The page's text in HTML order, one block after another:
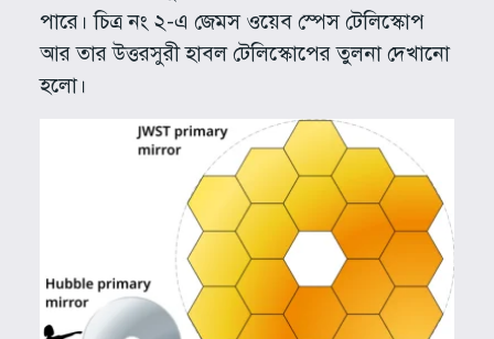
পারে। চিত্র নং ২-এ জেমস ওয়েব স্পেস টেলিস্কোপ
আর তার উত্তরসুরী হাবল টেলিস্কোপের তুলনা দেখানো
হলো।